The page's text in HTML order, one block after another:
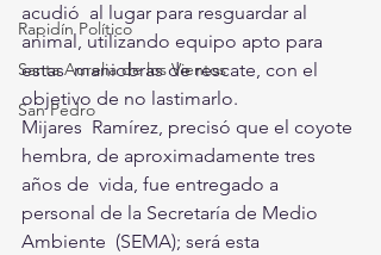
Rapidín Político
Santa Aurelia de los Vientos
San Pedro
acudió  al lugar para resguardar al
animal, utilizando equipo apto para
estas  maniobras de rescate, con el
objetivo de no lastimarlo.
Mijares  Ramírez, precisó que el coyote
hembra, de aproximadamente tres
años de  vida, fue entregado a
personal de la Secretaría de Medio
Ambiente  (SEMA); será esta